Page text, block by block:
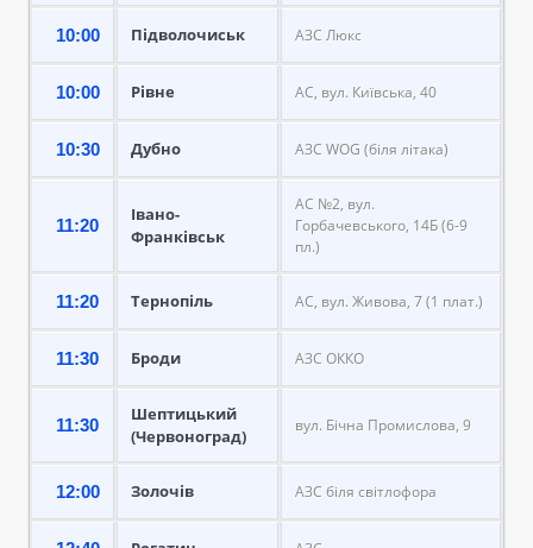
10:00 Підволочиськ АЗС Люкс
10:00 Рівне АС, вул. Київська, 40
10:30 Дубно АЗС WOG (біля літака)
11:20
Івано-
Франківськ
АС №2, вул.
Горбачевського, 14Б (6-9
пл.)
11:20 Тернопіль АС, вул. Живова, 7 (1 плат.)
11:30 Броди АЗС ОККО
11:30
Шептицький
(Червоноград)
вул. Бічна Промислова, 9
12:00 Золочів АЗС біля світлофора